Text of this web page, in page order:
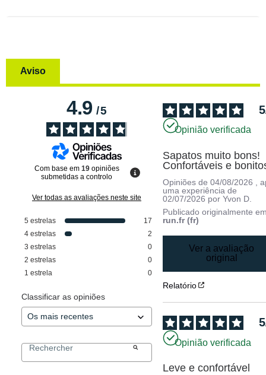
Aviso
4.9/5
Com base em 19 opiniões
submetidas a controlo
Ver todas as avaliações neste site
5 estrelas
17
4 estrelas
2
3 estrelas
0
2 estrelas
0
1 estrela 0
Classificar as opiniões
5
Opinião verificada
Sapatos muito bons!
Confortáveis e
Opiniões de04/08/2026
,
uma experiência de
02/07/2026 porYvon D.
Publicado originalmente
run.fr (fr)
Ver a avaliação
original
Relatório
5
Opinião verificada
Leve e confortável